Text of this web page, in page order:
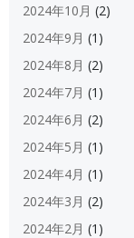
2024年10月 (2)
2024年9月 (1)
2024年8月 (2)
2024年7月 (1)
2024年6月 (2)
2024年5月 (1)
2024年4月 (1)
2024年3月 (2)
2024年2月 (1)